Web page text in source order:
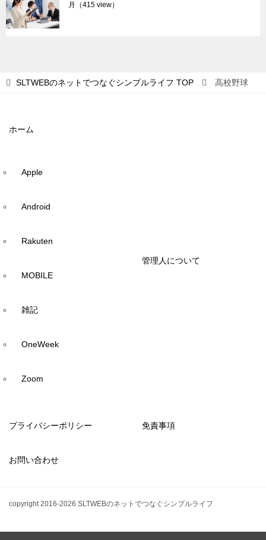
月
（415 view）
SLTWEBのネットでつなぐシンプルライフ TOP 高校野球
ホーム
Apple
Android
Rakuten
MOBILE
雑記
OneWeek
Zoom
管理人について
プライバシーポリシー 免責事項
お問い合わせ
copyright 2016-2026 SLTWEBのネットでつなぐシンプルライフ